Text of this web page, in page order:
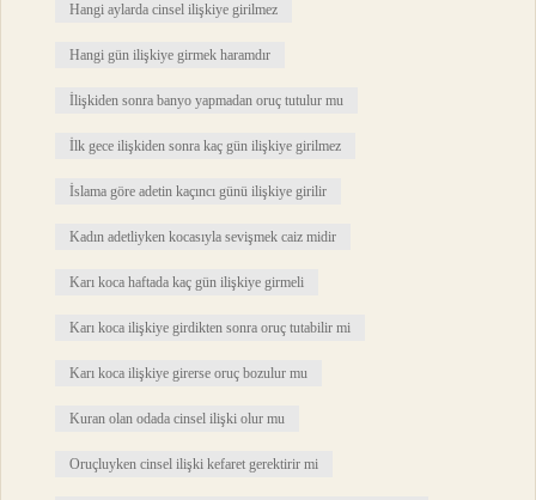
Hangi aylarda cinsel ilişkiye girilmez
Hangi gün ilişkiye girmek haramdır
İlişkiden sonra banyo yapmadan oruç tutulur mu
İlk gece ilişkiden sonra kaç gün ilişkiye girilmez
İslama göre adetin kaçıncı günü ilişkiye girilir
Kadın adetliyken kocasıyla sevişmek caiz midir
Karı koca haftada kaç gün ilişkiye girmeli
Karı koca ilişkiye girdikten sonra oruç tutabilir mi
Karı koca ilişkiye girerse oruç bozulur mu
Kuran olan odada cinsel ilişki olur mu
Oruçluyken cinsel ilişki kefaret gerektirir mi